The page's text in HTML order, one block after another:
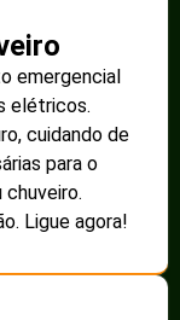
emergencial
elétricos.
cuidando de
para o
Ligue agora!